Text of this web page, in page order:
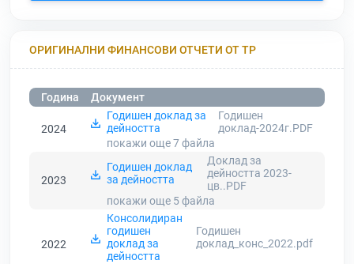
ОРИГИНАЛНИ ФИНАНСОВИ ОТЧЕТИ ОТ ТР
Година Документ
2024
Годишен доклад за
дейността
Годишен
доклад-2024г.PDF
покажи още 7файла
2023
Годишен доклад
за дейността
Доклад за
дейността 2023-
цв..PDF
покажи още 5файла
2022
Консолидиран
годишен
доклад за
дейността
Годишен
доклад_конс_2022.pdf